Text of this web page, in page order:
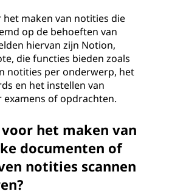
het maken van notities die
op de behoeften van
hiervan zijn Notion,
die functies bieden zoals
notities per onderwerp, het
en het instellen van
of opdrachten.
het maken van
documenten of
notities scannen